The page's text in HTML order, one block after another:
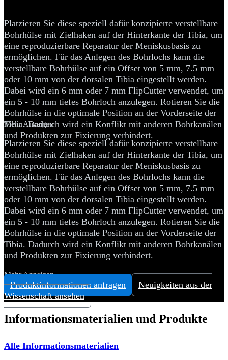
Platzieren Sie diese speziell dafür konzipierte verstellbare
Bohrhülse mit Zielhaken auf der Hinterkante der Tibia, um
eine reproduzierbare Reparatur der Meniskusbasis zu
ermöglichen. Für das Anlegen des Bohrlochs kann die
verstellbare Bohrhülse auf ein Offset von 5 mm, 7.5 mm
oder 10 mm von der dorsalen Tibia eingestellt werden.
Dabei wird ein 6 mm oder 7 mm FlipCutter verwendet, um
ein 5 - 10 mm tiefes Bohrloch anzulegen. Rotieren Sie die
Bohrhülse in die optimale Position an der Vorderseite der
Tibia. Dadurch wird ein Konflikt mit anderen Bohrkanälen
und Produkten zur Fixierung verhindert.
Mehr Anzeigen
Platzieren Sie diese speziell dafür konzipierte verstellbare
Bohrhülse mit Zielhaken auf der Hinterkante der Tibia, um
eine reproduzierbare Reparatur der Meniskusbasis zu
ermöglichen. Für das Anlegen des Bohrlochs kann die
verstellbare Bohrhülse auf ein Offset von 5 mm, 7.5 mm
oder 10 mm von der dorsalen Tibia eingestellt werden.
Dabei wird ein 6 mm oder 7 mm FlipCutter verwendet, um
ein 5 - 10 mm tiefes Bohrloch anzulegen. Rotieren Sie die
Bohrhülse in die optimale Position an der Vorderseite der
Tibia. Dadurch wird ein Konflikt mit anderen Bohrkanälen
und Produkten zur Fixierung verhindert.
Mehr Anzeigen
Produktinformationen anfragen
Neuigkeiten aus der
Wissenschaft ansehen
Informationsmaterialien und Produkte
Alle Informationsmaterialien